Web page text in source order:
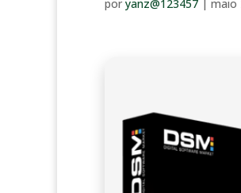
por yanz@123457 | maio